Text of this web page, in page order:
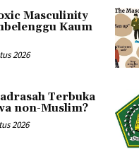
Masculinity
Kaum
2026
Terbuka
non-Muslim?
2026